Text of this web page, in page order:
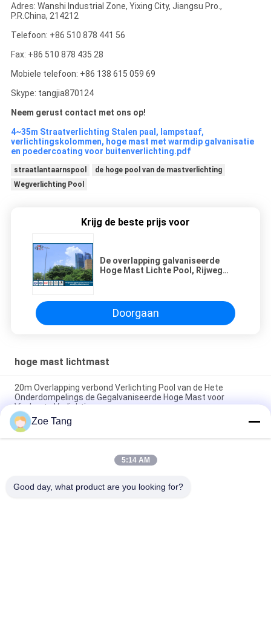
Adres: Wanshi Industrial Zone, Yixing City, Jiangsu Pro.,
P.R.China, 214212
Telefoon: +86 510 878 441 56
Fax: +86 510 878 435 28
Mobiele telefoon: +86 138 615 059 69
Skype: tangjia870124
Neem gerust contact met ons op!
4~35m Straatverlichting Stalen paal, lampstaaf,
verlichtingskolommen, hoge mast met warmdip galvanisatie
en poedercoating voor buitenverlichting.pdf
straatlantaarnspool
de hoge pool van de mastverlichting
Wegverlichting Pool
Krijg de beste prijs voor
De overlapping galvaniseerde
Hoge Mast Lichte Pool, Rijweg
Doorgaan
hoge mast lichtmast
20m Overlapping verbond Verlichting Pool van de Hete
Onderdompelings de Gegalvaniseerde Hoge Mast voor
Vierkante Verlichting
De overlapping galvaniseerde Hoge Mast Lichte Pool, Rijweg
HOOFD Lichte Polen
Professionele Kegel LEIDENE Hoge Mast Lichte Pool met 3
Zoe Tang
5:14 AM
Good day, what product are you looking for?